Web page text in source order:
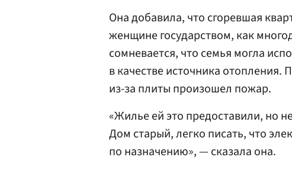
Она добавила, что сгоревшая
женщине государством, как
сомневается, что семья могла
в качестве источника
из-за плиты произошел пожар.
«Жилье ей это предоставили, но
Дом старый, легко писать, что
по назначению», — сказала она.